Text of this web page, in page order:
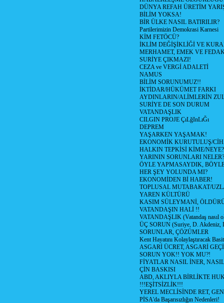
DÜNYA REFAH ÜRETİM
BİLİM YOKSA!
BİR ÜLKE NASIL BATIRILIR?
Partilerimizin Demokrasi Karnesi
KİM FETÖCÜ?
İKLİM DEĞİŞİKLİĞİ VE
MERHAMET, EMEK VE
SURİYE ÇIKMAZI!
CEZA ve VERGİ ADALETİ
NAMUS
BİLİM SORUNUMUZ!!
İKTİDAR/HÜKÜMET FARKI
AYDINLARIN/ALİMLERİN
SURİYE DE SON DURUM
VATANDAŞLIK
CILGIN PROJE ÇıLğInLıĞı
DEPREM
YAŞARKEN YAŞAMAK!
EKONOMİK KURUTULUŞ/
HALKIN TEPKİSİ KİME/NEYE?
YARININ SORUNLARI NELER?
ÖYLE YAPMASAYDIK,
HER ŞEY YOLUNDA MI?
EKONOMİDEN Bİ HABER!
TOPLUSAL MUTABAKAT/
YAREN KÜLTÜRÜ
KASIM SÜLEYMANİ,
VATANDAŞIN HALİ !!
VATANDAŞLIK (Vatandaş nasıl
ÜÇ SORUN (Suriye, D. Akdeniz,
SORUNLAR, ÇÖZÜMLER
Kent Hayatını Kolaylaştıracak
ASGARİ ÜCRET, ASGARİ
SORUN YOK!! YOK MU?!
FİYATLAR NASIL İNER,
ÇİN BASKISI
ABD, AKLIYLA BİRLİKTE
!!!EŞİTSİZLİK!!!
YEREL MECLİSİNDE RET,
PİSA'da Başarısızlığın Nedenleri!